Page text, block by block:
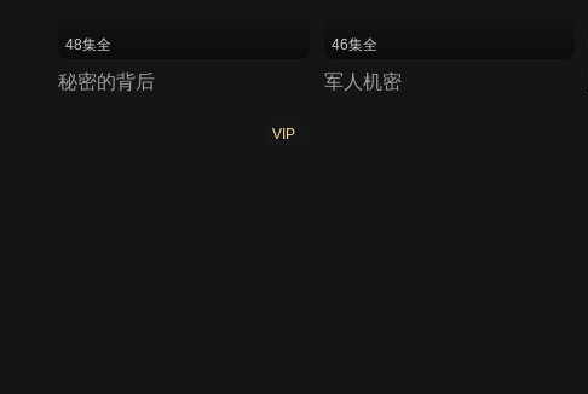
48集全
秘密的背后
46集全
军人机密
VIP